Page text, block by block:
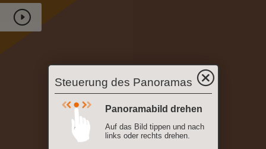
Steuerung des Panoramas
Panoramabild drehen
Auf das Bild tippen und nach
links oder rechts drehen.